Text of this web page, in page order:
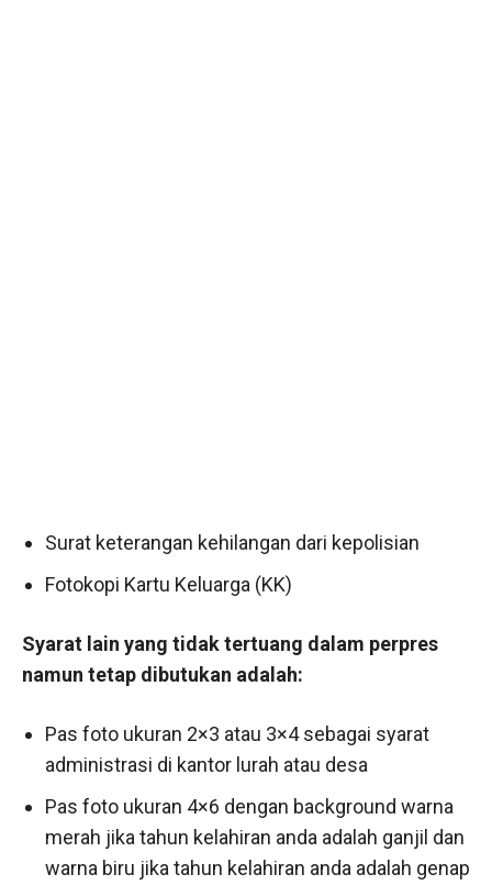
Surat keterangan kehilangan dari kepolisian
Fotokopi Kartu Keluarga (KK)
Syarat lain yang tidak tertuang dalam perpres
namun tetap dibutukan adalah:
Pas foto ukuran 2×3 atau 3×4 sebagai syarat
administrasi di kantor lurah atau desa
Pas foto ukuran 4×6 dengan background warna
merah jika tahun kelahiran anda adalah ganjil dan
warna biru jika tahun kelahiran anda adalah genap